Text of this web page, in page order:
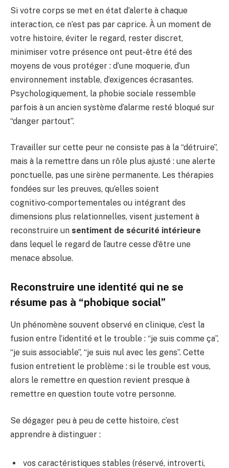
Si votre corps se met en état d’alerte à chaque
interaction, ce n’est pas par caprice. À un moment de
votre histoire, éviter le regard, rester discret,
minimiser votre présence ont peut-être été des
moyens de vous protéger : d’une moquerie, d’un
environnement instable, d’exigences écrasantes.
Psychologiquement, la phobie sociale ressemble
parfois à un ancien système d’alarme resté bloqué sur
“danger partout”.
Travailler sur cette peur ne consiste pas à la “détruire”,
mais à la remettre dans un rôle plus ajusté : une alerte
ponctuelle, pas une sirène permanente. Les thérapies
fondées sur les preuves, qu’elles soient
cognitivo‑comportementales ou intégrant des
dimensions plus relationnelles, visent justement à
reconstruire un sentiment de sécurité intérieure
dans lequel le regard de l’autre cesse d’être une
menace absolue.
Reconstruire une identité qui ne se
résume pas à “phobique social”
Un phénomène souvent observé en clinique, c’est la
fusion entre l’identité et le trouble : “je suis comme ça”,
“je suis associable”, “je suis nul avec les gens”. Cette
fusion entretient le problème : si le trouble est vous,
alors le remettre en question revient presque à
remettre en question toute votre personne.
Se dégager peu à peu de cette histoire, c’est
apprendre à distinguer :
vos caractéristiques stables (réservé, introverti,